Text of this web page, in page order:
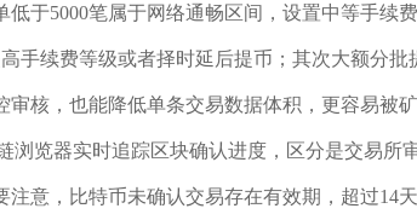
于5000笔属于网络通畅区间，设置中等手续
手续费等级或者择时延后提币；其次大额分批
核，也能降低单条交易数据体积，更容易被
浏览器实时追踪区块确认进度，区分是交易所
意，比特币未确认交易存在有效期，超过14